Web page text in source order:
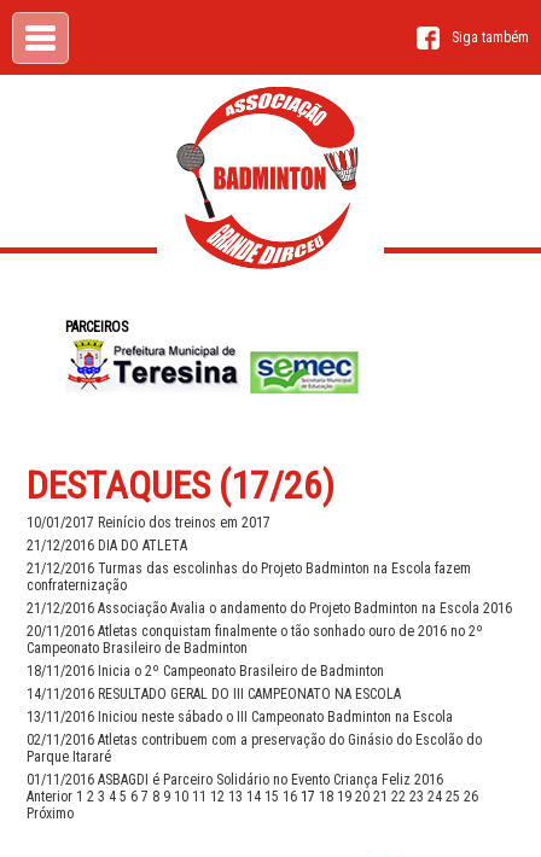
Siga também
PARCEIROS
DESTAQUES (17/26)
10/01/2017 Reinício dos treinos em 2017
21/12/2016 DIA DO ATLETA
21/12/2016 Turmas das escolinhas do Projeto Badminton na Escola fazem
confraternização
21/12/2016 Associação Avalia o andamento do Projeto Badminton na Escola 2016
20/11/2016 Atletas conquistam finalmente o tão sonhado ouro de 2016 no 2º
Campeonato Brasileiro de Badminton
18/11/2016 Inicia o 2º Campeonato Brasileiro de Badminton
14/11/2016 RESULTADO GERAL DO III CAMPEONATO NA ESCOLA
13/11/2016 Iniciou neste sábado o III Campeonato Badminton na Escola
02/11/2016 Atletas contribuem com a preservação do Ginásio do Escolão do
Parque Itararé
01/11/2016 ASBAGDI é Parceiro Solidário no Evento Criança Feliz 2016
Anterior 1 2 3 4 5 6 7 8 9 10 11 12 13 14 15 16 17 18 19 20 21 22 23 24 25 26
Próximo